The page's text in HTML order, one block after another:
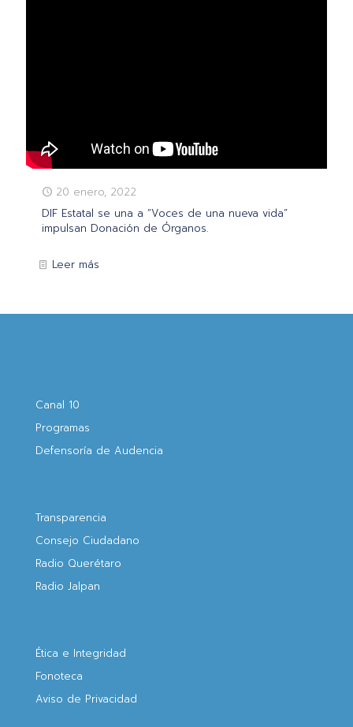
20 enero, 2022
DIF Estatal se una a “Voces de una nueva vida”
impulsan Donación de Órganos.
Leer más
Canal 10
Programas
Defensoría de Audencia
Transparencia
Consejo Ciudadano
Radio Querétaro
Radio Jalpan
Ética e Integridad
Fonoteca
Aviso de Privacidad